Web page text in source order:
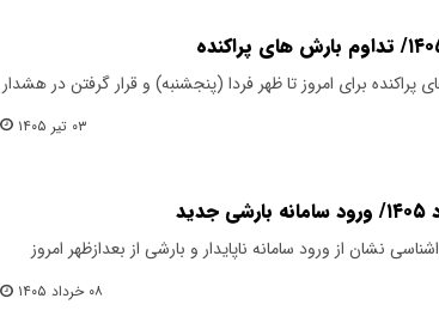
برای امروز تا ظهر فردا (پنجشنبه) و قرار گرفتن در هشدار
۰۳ تیر ۱۴۰۵
نشان از ورود سامانه ناپایدار و بارشی از بعدازظهر امروز
۰۸ خرداد ۱۴۰۵